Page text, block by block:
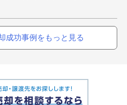
成功事例をもっと見る